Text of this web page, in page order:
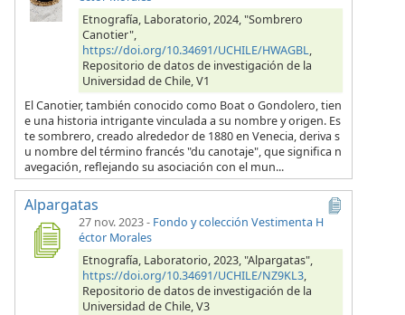
Etnografía, Laboratorio, 2024, "Sombrero
Canotier",
https://doi.org/10.34691/UCHILE/HWAGBL,
Repositorio de datos de investigación de la
Universidad de Chile, V1
El Canotier, también conocido como Boat o Gondolero, tien
e una historia intrigante vinculada a su nombre y origen. Es
te sombrero, creado alrededor de 1880 en Venecia, deriva s
u nombre del término francés "du canotaje", que significa n
avegación, reflejando su asociación con el mun...
Alpargatas
27 nov. 2023- Fondo y colección Vestimenta H
éctor Morales
Etnografía, Laboratorio, 2023, "Alpargatas",
https://doi.org/10.34691/UCHILE/NZ9KL3,
Repositorio de datos de investigación de la
Universidad de Chile, V3